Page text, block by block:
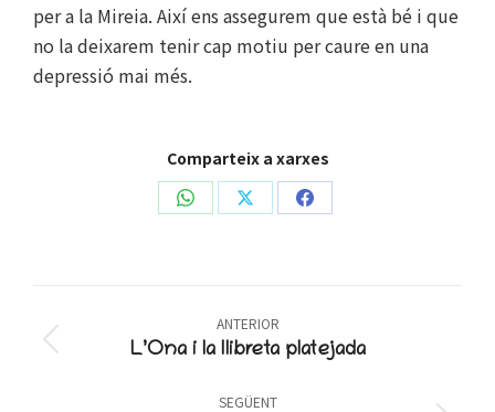
per a la Mireia. Així ens assegurem que està bé i que
no la deixarem tenir cap motiu per caure en una
depressió mai més.
Comparteix a xarxes
Share Share Share
navigation
ANTERIOR
Previous
L’Ona i la llibreta platejada
SEGÜENT